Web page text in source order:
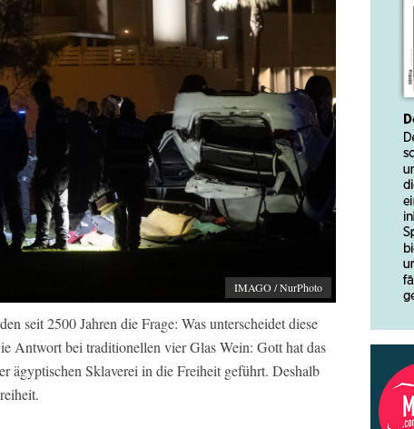
IMAGO / NurPhoto
seit 2500 Jahren die Frage: Was unterscheidet diese
Antwort bei traditionellen vier Glas Wein: Gott hat das
ägyptischen Sklaverei in die Freiheit geführt. Deshalb